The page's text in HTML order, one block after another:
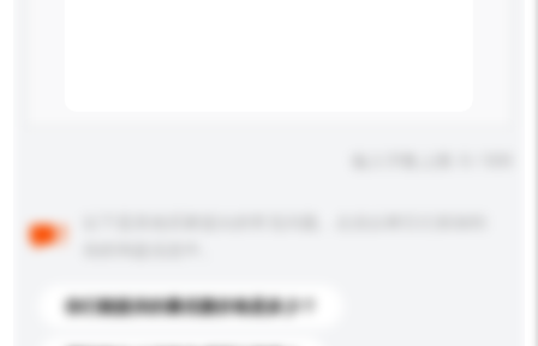
你们能提供的最优惠价格是多少？